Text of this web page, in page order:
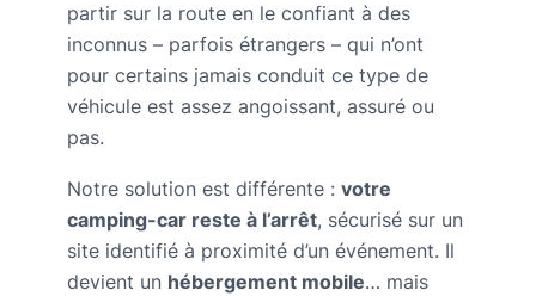
partir sur la route en le confiant à des
inconnus – parfois étrangers – qui n’ont
pour certains jamais conduit ce type de
véhicule est assez angoissant, assuré ou
pas.
Notre solution est différente :votre
camping-car reste à l’arrêt, sécurisé sur un
site identifié à proximité d’un événement. Il
devient un hébergement mobile… mais